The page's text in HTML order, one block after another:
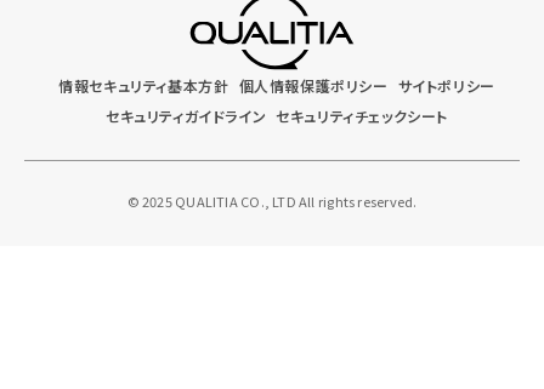
情報セキュリティ基本方針 個人情報保護ポリシー サイトポリシー
セキュリティガイドライン セキュリティチェックシート
© 2025 QUALITIA CO., LTD All rights reserved.